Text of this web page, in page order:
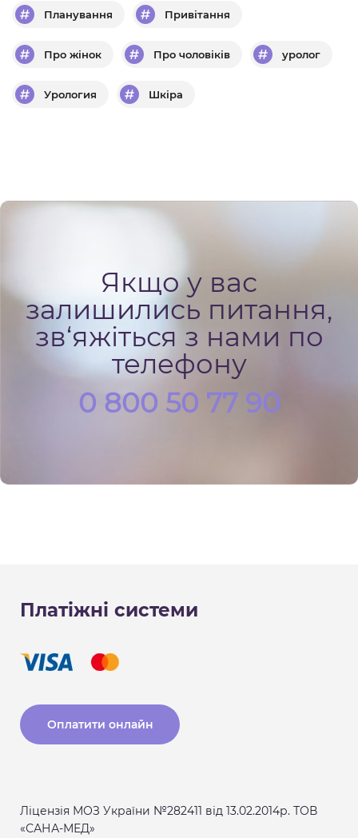
Планування Привітання
Про жінок Про чоловіків уролог
Урология Шкіра
Якщо у вас
залишились питання,
зв‘яжіться з нами по
телефону
0 800 50 77 90
Платіжні системи
Оплатити онлайн
Ліцензія МОЗ України №282411 від 13.02.2014р. ТОВ
«САНА-МЕД»